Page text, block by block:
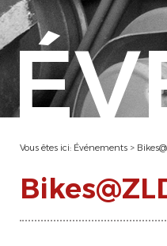
Vous êtes ici: Événements >